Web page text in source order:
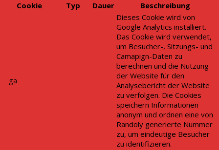
Cookie
Typ Dauer Beschreibung
_ga
Dieses Cookie wird von
Google Analytics installiert.
Das Cookie wird verwendet,
um Besucher-, Sitzungs- und
Camapign-Daten zu
berechnen und die Nutzung
der Website für den
Analysebericht der Website
zu verfolgen. Die Cookies
speichern Informationen
anonym und ordnen eine von
Randoly generierte Nummer
zu, um eindeutige Besucher
zu identifizieren.